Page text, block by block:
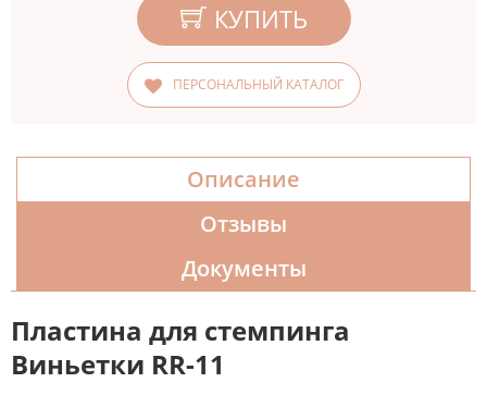
КУПИТЬ
ПЕРСОНАЛЬНЫЙ КАТАЛОГ
Описание
Отзывы
Документы
Пластина для стемпинга
Виньетки RR-11